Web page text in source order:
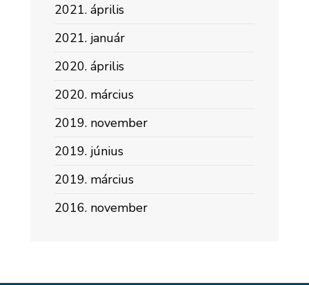
2021. április
2021. január
2020. április
2020. március
2019. november
2019. június
2019. március
2016. november